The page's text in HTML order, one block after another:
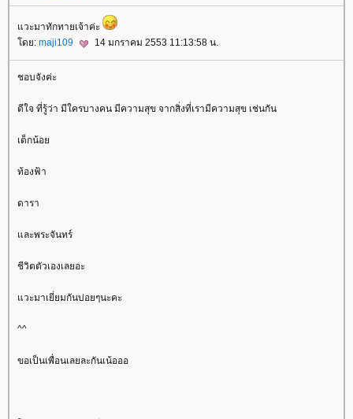
วะมาทักทายเจ้าค่ะ
ดย: maji109 14 มกราคม 2553 11:13:58 น.
ชอบจังค่ะ
ดีใจ ที่รู้ว่า มีใครบางคน มีความสุข จากสิ่งที่เรามีความสุข เช่นกัน
เด็กน้อ
ท้องฟ้า
ดารา
ละพระจันทร์
ชีวิตตัวเองเลยอะ
วะมาเยี่ยมกันบ่อยๆนะคะ
^^
ขอเป็นเพื่อนเลยละกันเน้อออ